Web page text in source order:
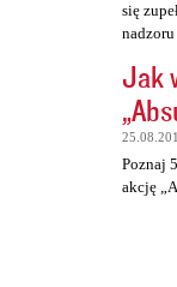
się
Jak
Poznaj
akcję